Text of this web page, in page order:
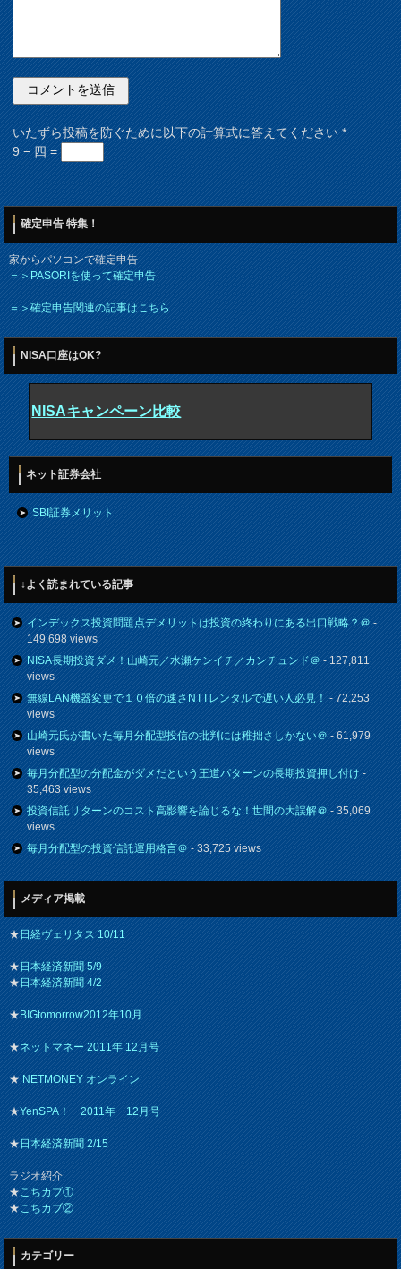
いたずら投稿を防ぐために以下の計算式に答えてください*
9 − 四 =
確定申告 特集！
家からパソコンで確定申告
＝＞PASORIを使って確定申告
＝＞確定申告関連の記事はこちら
NISA口座はOK?
NISAキャンペーン比較
ネット証券会社
SBI証券メリット
↓よく読まれている記事
インデックス投資問題点デメリットは投資の終わりにある出口戦略？＠-
149,698 views
NISA長期投資ダメ！山崎元／水瀬ケンイチ／カンチュンド＠- 127,811
views
無線LAN機器変更で１０倍の速さNTTレンタルで遅い人必見！- 72,253
views
山崎元氏が書いた毎月分配型投信の批判には稚拙さしかない＠- 61,979
views
毎月分配型の分配金がダメだという王道パターンの長期投資押し付け-
35,463 views
投資信託リターンのコスト高影響を論じるな！世間の大誤解＠- 35,069
views
毎月分配型の投資信託運用格言＠- 33,725 views
メディア掲載
★日経ヴェリタス 10/11
★日本経済新聞 5/9
★日本経済新聞 4/2
★BIGtomorrow2012年10月
★ネットマネー 2011年 12月号
★NETMONEY オンライン
★YenSPA！ 2011年 12月号
★日本経済新聞 2/15
ラジオ紹介
★こちカブ①
★こちカブ②
カテゴリー